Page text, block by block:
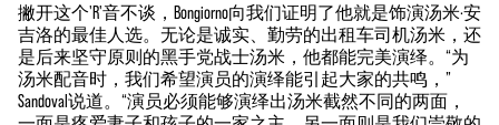
撇开这个'R'音不谈，Bongiorno向我们证明了他就是饰演汤米·安
吉洛的最佳人选。无论是诚实、勤劳的出租车司机汤米，还
是后来坚守原则的黑手党战士汤米，他都能完美演绎。“为
汤米配音时，我们希望演员的演绎能引起大家的共鸣，”
Sandoval说道。“演员必须能够演绎出汤米截然不同的两面，